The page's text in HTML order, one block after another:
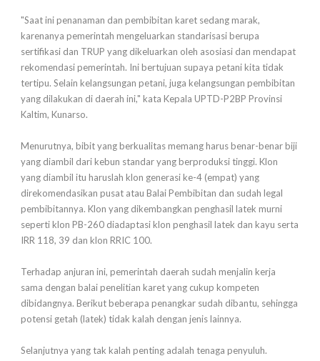
"Saat ini penanaman dan pembibitan karet sedang marak,
karenanya pemerintah mengeluarkan standarisasi berupa
sertifikasi dan TRUP yang dikeluarkan oleh asosiasi dan mendapat
rekomendasi pemerintah. Ini bertujuan supaya petani kita tidak
tertipu. Selain kelangsungan petani, juga kelangsungan pembibitan
yang dilakukan di daerah ini," kata Kepala UPTD-P2BP Provinsi
Kaltim, Kunarso.
Menurutnya, bibit yang berkualitas memang harus benar-benar biji
yang diambil dari kebun standar yang berproduksi tinggi. Klon
yang diambil itu haruslah klon generasi ke-4 (empat) yang
direkomendasikan pusat atau Balai Pembibitan dan sudah legal
pembibitannya. Klon yang dikembangkan penghasil latek murni
seperti klon PB-260 diadaptasi klon penghasil latek dan kayu serta
IRR 118, 39 dan klon RRIC 100.
Terhadap anjuran ini, pemerintah daerah sudah menjalin kerja
sama dengan balai penelitian karet yang cukup kompeten
dibidangnya. Berikut beberapa penangkar sudah dibantu, sehingga
potensi getah (latek) tidak kalah dengan jenis lainnya.
Selanjutnya yang tak kalah penting adalah tenaga penyuluh.